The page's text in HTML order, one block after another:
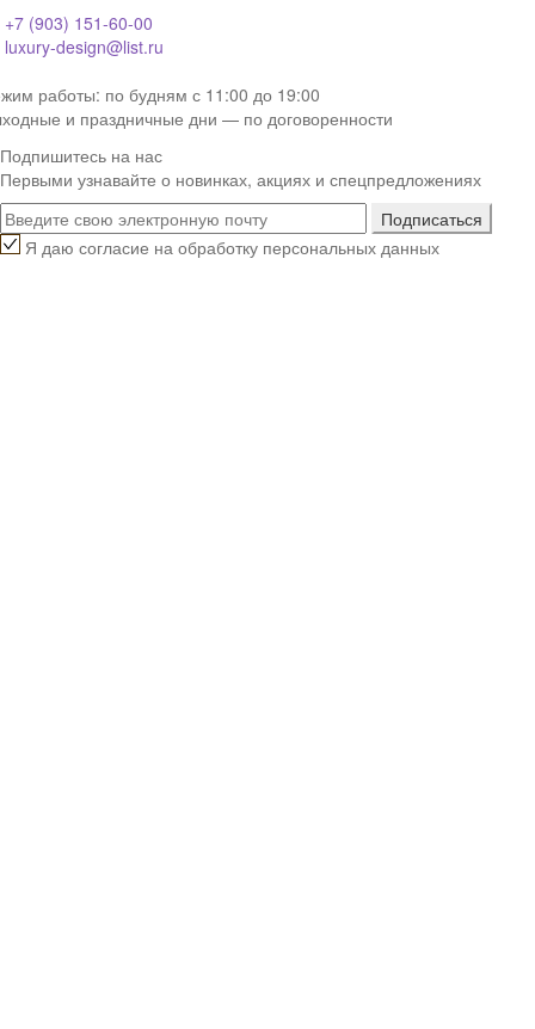
+7 (903) 151-60-00
luxury-design@list.ru
работы: по будням с 11:00 до 19:00
и праздничные дни — по договоренности
Подпишитесь на нас
Первыми узнавайте о новинках, акциях и спецпредложениях
Я даю согласие на обработку персональных данных